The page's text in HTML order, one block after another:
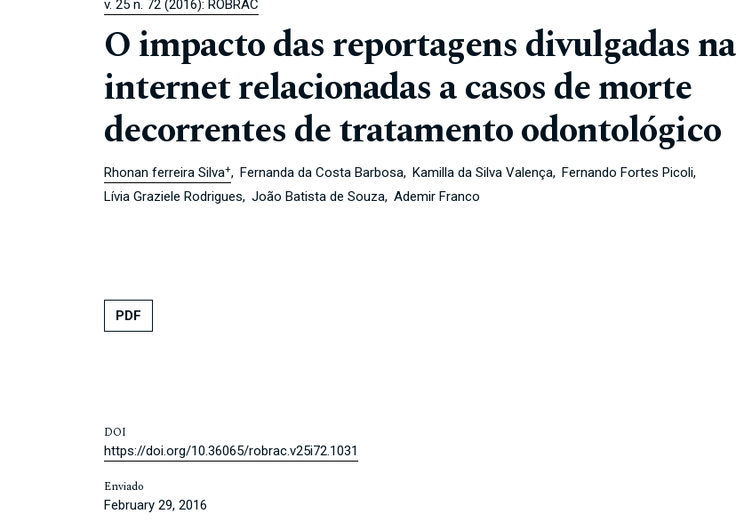
v. 25 n. 72 (2016): ROBRAC
O impacto das reportagens divulgadas na
internet relacionadas a casos de morte
decorrentes de tratamento odontológico
Rhonan ferreira Silva+ Fernanda da Costa Barbosa Kamilla da Silva Valença
Fernando Fortes Picoli
Lívia Graziele Rodrigues
João Batista de Souza Ademir Franco
PDF
DOI
https://doi.org/10.36065/robrac.v25i72.1031
Enviado
February 29, 2016